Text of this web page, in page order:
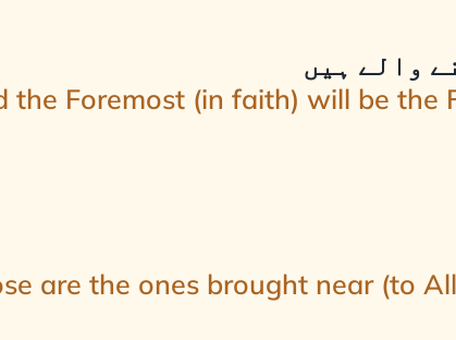
والے ہیں
the Foremost (in faith) will be the
are the ones brought near (to